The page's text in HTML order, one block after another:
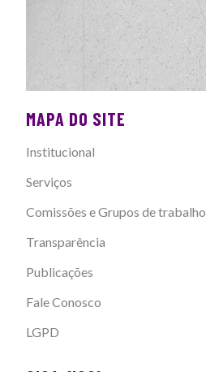
MAPA DO SITE
Institucional
Serviços
Comissões e Grupos de trabalho
Transparência
Publicações
Fale Conosco
LGPD